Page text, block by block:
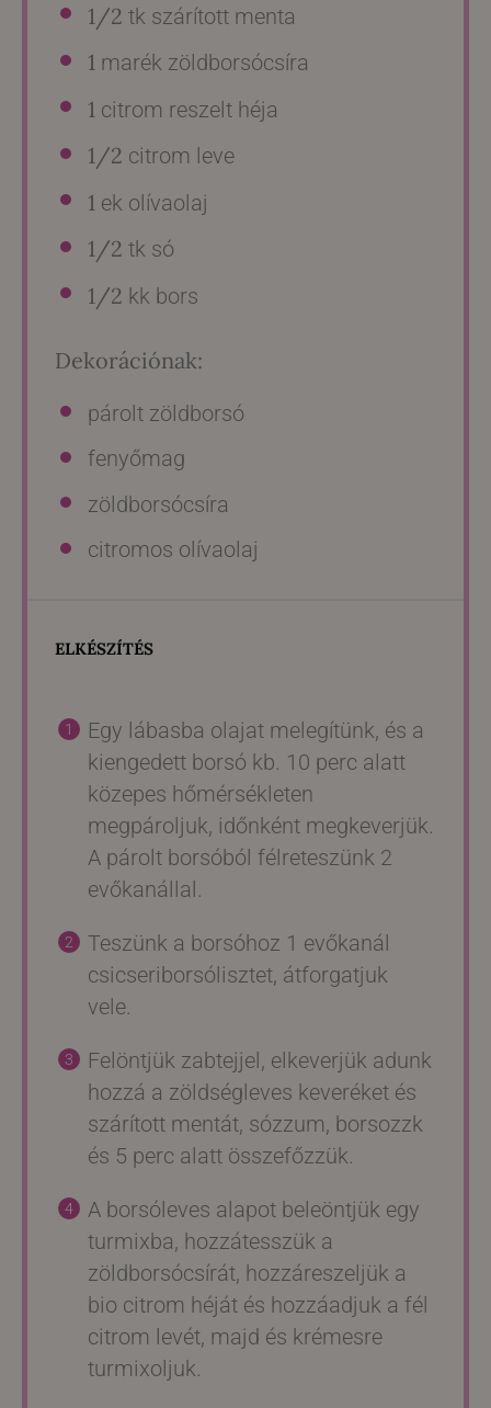
1/2 tk szárított menta
1 marék zöldborsócsíra
1 citrom reszelt héja
1/2 citrom leve
1 ek olívaolaj
1/2 tk só
1/2 kk bors
Dekorációnak:
párolt zöldborsó
fenyőmag
zöldborsócsíra
citromos olívaolaj
ELKÉSZÍTÉS
Egy lábasba olajat melegítünk, és a
kiengedett borsó kb. 10 perc alatt
közepes hőmérsékleten
megpároljuk, időnként megkeverjük.
A párolt borsóból félreteszünk 2
evőkanállal.
Teszünk a borsóhoz 1 evőkanál
csicseriborsólisztet, átforgatjuk
vele.
Felöntjük zabtejjel, elkeverjük adunk
hozzá a zöldségleves keveréket és
szárított mentát, sózzum, borsozzk
és 5 perc alatt összefőzzük.
A borsóleves alapot beleöntjük egy
turmixba, hozzátesszük a
zöldborsócsírát, hozzáreszeljük a
bio citrom héját és hozzáadjuk a fél
citrom levét, majd és krémesre
turmixoljuk.